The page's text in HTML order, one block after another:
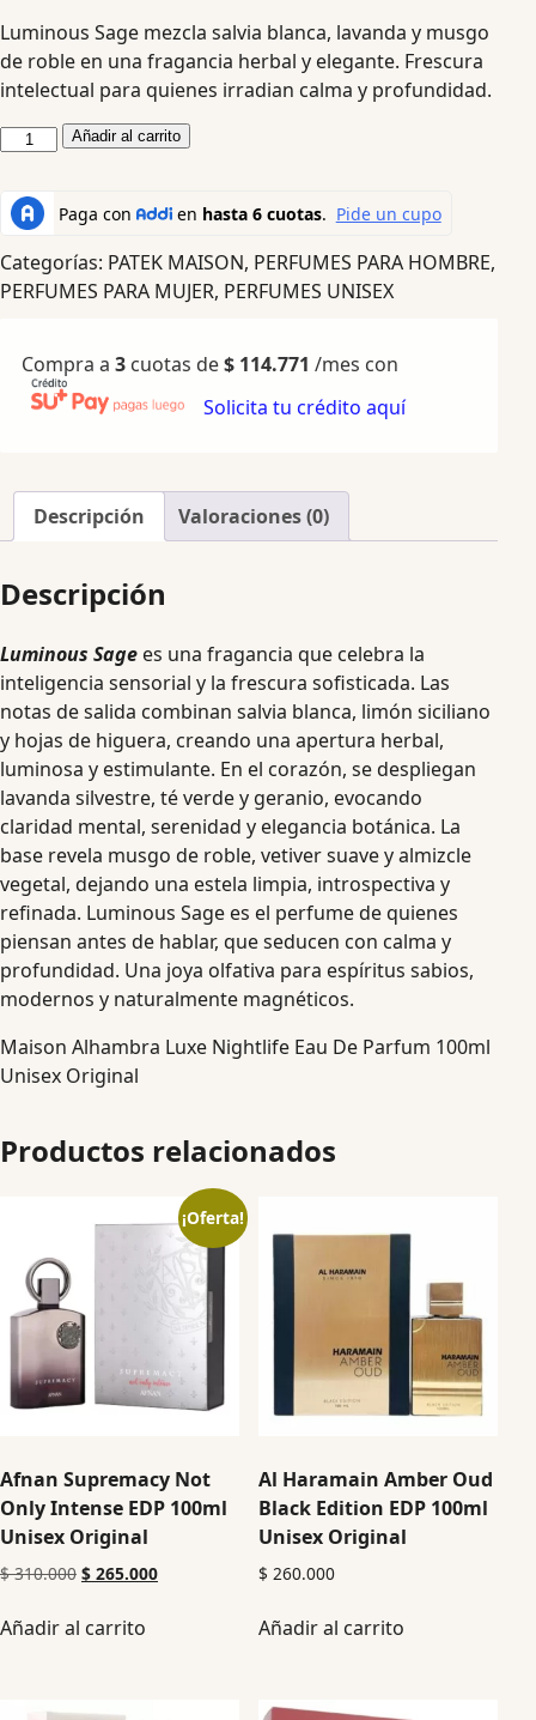
Luminous Sage mezcla salvia blanca, lavanda y musgo
de roble en una fragancia herbal y elegante. Frescura
intelectual para quienes irradian calma y profundidad.
Añadir al carrito
Categorías: PATEK MAISON, PERFUMES PARA HOMBRE,
PERFUMES PARA MUJER, PERFUMES UNISEX
Compra a 3 cuotas de$ 114.771 /mes con
Solicita tu crédito aquí
Descripción Valoraciones (0)
Descripción
Luminous Sage es una fragancia que celebra la
inteligencia sensorial y la frescura sofisticada. Las
notas de salida combinan salvia blanca, limón siciliano
y hojas de higuera, creando una apertura herbal,
luminosa y estimulante. En el corazón, se despliegan
lavanda silvestre, té verde y geranio, evocando
claridad mental, serenidad y elegancia botánica. La
base revela musgo de roble, vetiver suave y almizcle
vegetal, dejando una estela limpia, introspectiva y
refinada. Luminous Sage es el perfume de quienes
piensan antes de hablar, que seducen con calma y
profundidad. Una joya olfativa para espíritus sabios,
modernos y naturalmente magnéticos.
Maison Alhambra Luxe Nightlife Eau De Parfum 100ml
Unisex Original
Productos relacionados
¡Oferta!
Afnan Supremacy Not
Only Intense EDP 100ml
Unisex Original
$310.000 $ 265.000
Añadir al carrito
Al Haramain Amber Oud
Black Edition EDP 100ml
Unisex Original
$ 260.000
Añadir al carrito